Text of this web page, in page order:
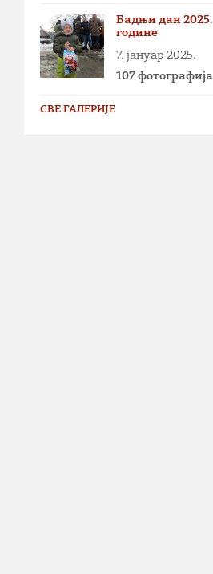
Бадњи дан 2025.
године
7. јануар 2025.
107 фотографија
СВЕ ГАЛЕРИЈЕ